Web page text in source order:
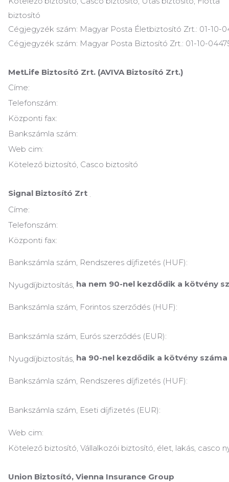
biztosító
Cégjegyzék szám: Magyar Posta Életbiztosító Zrt.: 01-10-
Cégjegyzék szám: Magyar Posta Biztosító Zrt.: 01-10-
MetLife Biztosító Zrt. (AVIVA Biztosító Zrt.)
Címe:
Telefonszám:
Központi fax:
Bankszámla szám:
Web cim:
Kötelező biztosító, Casco biztosító
Signal Biztosító Zrt
Címe:
Telefonszám:
Központi fax:
Bankszámla szám, Rendszeres díjfizetés (HUF):
Nyugdíjbiztosítás, ha nem 90-nel kezdődik a kötvény
Bankszámla szám, Forintos szerződés (HUF):
Bankszámla szám, Eurós ​​szerződés (EUR):
Nyugdíjbiztosítás, ha 90-nel kezdődik a kötvény száma
Bankszámla szám, Rendszeres díjfizetés (HUF):
Bankszámla szám, Eseti díjfizetés (EUR):
Web cim:
Kötelező biztosító, Vállalkozói biztosító, élet, lakás, casco
Union Biztosító, Vienna Insurance Group